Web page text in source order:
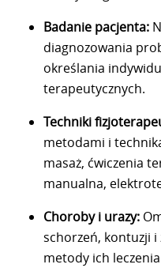
Badanie pacjenta:
diagnozowania
określania
terapeutycznych.
Techniki
metodami i
masaż, ćwiczenia
manualna,
Choroby i urazy:
schorzeń, kontuzji i
metody ich